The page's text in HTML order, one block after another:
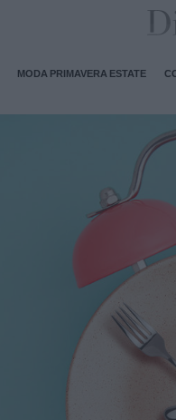
MODA PRIMAVERA ESTATE